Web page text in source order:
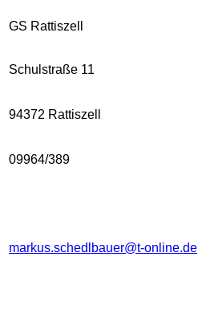
GS Rattiszell
Schulstraße 11
94372 Rattiszell
09964/389
markus.schedlbauer@t-online.de